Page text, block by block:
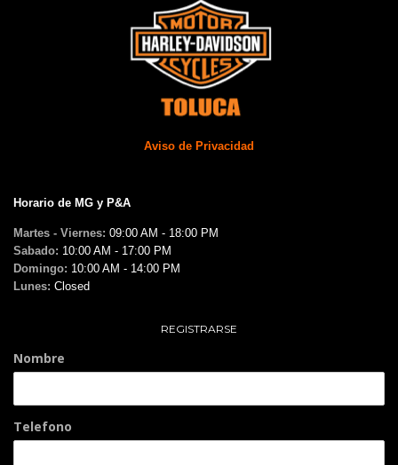
Aviso de Privacidad
Horario de MG y P&A
Martes - Viernes: 09:00 AM - 18:00 PM
Sabado: 10:00 AM - 17:00 PM
Domingo: 10:00 AM - 14:00 PM
Lunes: Closed
REGISTRARSE
Nombre
Telefono